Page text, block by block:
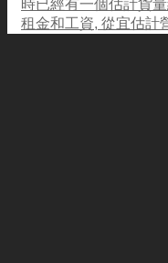
時已經有一個估計貨
租金和工資, 從宜估計